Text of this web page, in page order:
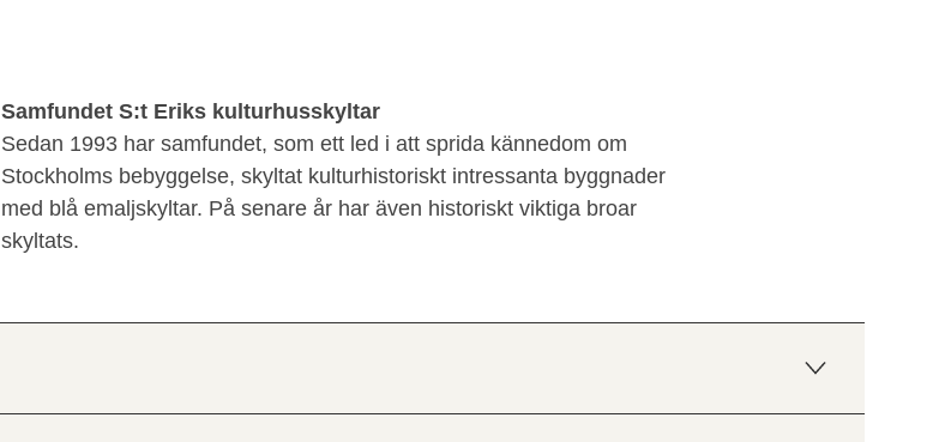
Samfundet S:t Eriks kulturhusskyltar
Sedan 1993 har samfundet, som ett led i att sprida kännedom om
Stockholms bebyggelse, skyltat kulturhistoriskt intressanta byggnader
med blå emaljskyltar. På senare år har även historiskt viktiga broar
skyltats.